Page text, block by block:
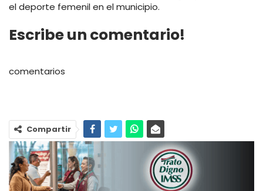
el deporte femenil en el municipio.
Escribe un comentario!
comentarios
Compartir